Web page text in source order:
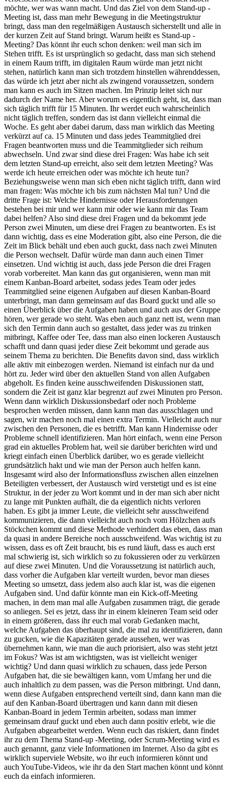
möchte, wer was wann macht. Und das Ziel von dem Stand-up -
Meeting ist, dass man mehr Bewegung in die Meetingstruktur
bringt, dass man den regelmäßigen Austausch sicherstellt und alle in
der kurzen Zeit auf Stand bringt. Warum heißt es Stand-up -
Meeting? Das könnt ihr euch schon denken: weil man sich im
Stehen trifft. Es ist ursprünglich so gedacht, dass man sich stehend
in einem Raum trifft, im digitalen Raum würde man jetzt nicht
stehen, natürlich kann man sich trotzdem hinstellen währenddessen,
das würde ich jetzt aber nicht als zwingend voraussetzen, sondern
man kann es auch im Sitzen machen. Im Prinzip leitet sich nur
dadurch der Name her. Aber worum es eigentlich geht, ist, dass man
sich täglich trifft für 15 Minuten. Ihr werdet euch wahrscheinlich
nicht täglich treffen, sondern das ist dann vielleicht einmal die
Woche. Es geht aber dabei darum, dass man wirklich das Meeting
verkürzt auf ca. 15 Minuten und dass jedes Teammitglied drei
Fragen beantworten muss und die Teammitglieder sich reihum
abwechseln. Und zwar sind diese drei Fragen: Was habe ich seit
dem letzten Stand-up erreicht, also seit dem letzten Meeting? Was
werde ich heute erreichen oder was möchte ich heute tun?
Beziehungsweise wenn man sich eben nicht täglich trifft, dann wird
man fragen: Was möchte ich bis zum nächsten Mal tun? Und die
dritte Frage ist: Welche Hindernisse oder Herausforderungen
bestehen bei mir und wer kann mir oder wie kann mir das Team
dabei helfen? Also sind diese drei Fragen und da bekommt jede
Person zwei Minuten, um diese drei Fragen zu beantworten. Es ist
dann wichtig, dass es eine Moderation gibt, also eine Person, die die
Zeit im Blick behält und eben auch guckt, dass nach zwei Minuten
die Person wechselt. Dafür würde man dann auch einen Timer
einsetzen. Und wichtig ist auch, dass jede Person die drei Fragen
vorab vorbereitet. Man kann das gut organisieren, wenn man mit
einem Kanban-Board arbeitet, sodass jedes Team oder jedes
Teammitglied seine eigenen Aufgaben auf diesen Kanban-Board
unterbringt, man dann gemeinsam auf das Board guckt und alle so
einen Überblick über die Aufgaben haben und auch aus der Gruppe
hören, wer gerade wo steht. Was eben auch ganz nett ist, wenn man
sich den Termin dann auch so gestaltet, dass jeder was zu trinken
mitbringt, Kaffee oder Tee, dass man also einen lockeren Austausch
schafft und dann quasi jeder diese Zeit bekommt und gerade aus
seinem Thema zu berichten. Die Benefits davon sind, dass wirklich
alle aktiv mit einbezogen werden. Niemand ist einfach nur da und
hört zu. Jeder wird über den aktuellen Stand von allen Aufgaben
abgeholt. Es finden keine ausschweifenden Diskussionen statt,
sondern die Zeit ist ganz klar begrenzt auf zwei Minuten pro Person.
Wenn dann wirklich Diskussionsbedarf oder noch Probleme
besprochen werden müssen, dann kann man das ausschlagen und
sagen, wir machen noch mal einen extra Termin. Vielleicht auch nur
zwischen den Personen, die es betrifft. Man kann Hindernisse oder
Probleme schnell identifizieren. Man hört einfach, wenn eine Person
grad ein aktuelles Problem hat, weil sie darüber berichten wird und
kriegt einfach einen Überblick darüber, wo es gerade vielleicht
grundsätzlich hakt und wie man der Person auch helfen kann.
Insgesamt wird also der Informationsfluss zwischen allen einzelnen
Beteiligten verbessert, der Austausch wird verstetigt und es ist eine
Struktur, in der jeder zu Wort kommt und in der man sich aber nicht
zu lange mit Punkten aufhält, die da eigentlich nichts verloren
haben. Es gibt ja immer Leute, die vielleicht sehr ausschweifend
kommunizieren, die dann vielleicht auch noch vom Hölzchen aufs
Stöckchen kommt und diese Methode verhindert das eben, dass man
da quasi in andere Bereiche noch ausschweifend. Was wichtig ist zu
wissen, dass es oft Zeit braucht, bis es rund läuft, dass es auch erst
mal schwierig ist, sich wirklich so zu fokussieren oder zu verkürzen
auf diese zwei Minuten. Und die Voraussetzung ist natürlich auch,
dass vorher die Aufgaben klar verteilt wurden, bevor man dieses
Meeting so umsetzt, dass jedem also auch klar ist, was die eigenen
Aufgaben sind. Und dafür könnte man ein Kick-off-Meeting
machen, in dem man mal alle Aufgaben zusammen trägt, die gerade
so anliegen. Sei es jetzt, dass ihr in einem kleineren Team seid oder
in einem größeren, dass ihr euch mal vorab Gedanken macht,
welche Aufgaben das überhaupt sind, die mal zu identifizieren, dann
zu gucken, wie die Kapazitäten gerade aussehen, wer was
übernehmen kann, wie man die auch priorisiert, also was steht jetzt
im Fokus? Was ist am wichtigsten, was ist vielleicht weniger
wichtig? Und dann quasi wirklich zu schauen, dass jede Person
Aufgaben hat, die sie bewältigen kann, vom Umfang her und die
auch inhaltlich zu dem passen, was die Person mitbringt. Und dann,
wenn diese Aufgaben entsprechend verteilt sind, dann kann man die
auf den Kanban-Board übertragen und kann dann mit diesen
Kanban-Board in jedem Termin arbeiten, sodass man immer
gemeinsam drauf guckt und eben auch dann positiv erlebt, wie die
Aufgaben abgearbeitet werden. Wenn euch das riskiert, dann findet
ihr zu dem Thema Stand-up -Meeting, oder Scrum-Meeting wird es
auch genannt, ganz viele Informationen im Internet. Also da gibt es
wirklich superviele Website, wo ihr euch informieren könnt und
auch YouTube-Videos, wie ihr da den Start machen könnt und könnt
euch da einfach informieren.